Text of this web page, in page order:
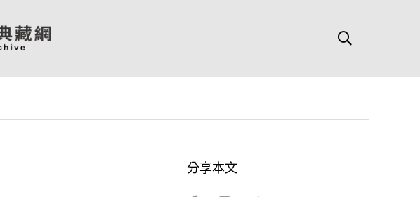
分享本文